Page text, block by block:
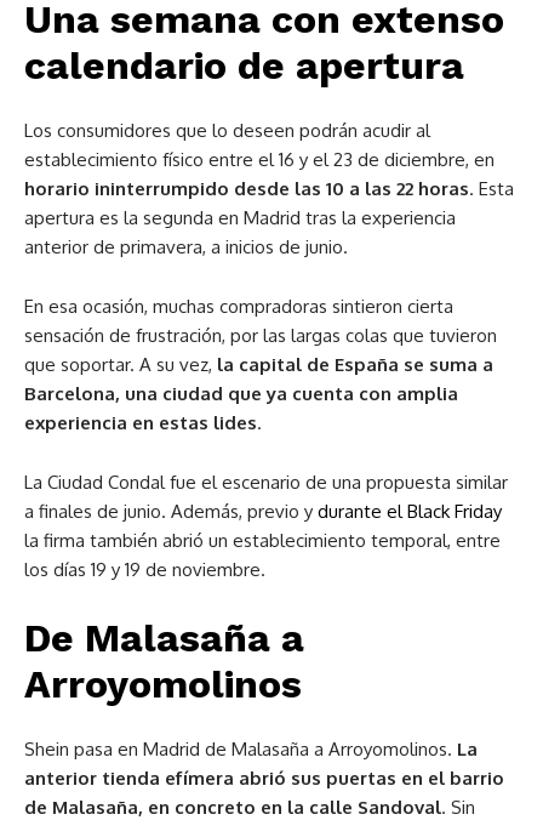
Una semana con extenso
calendario de apertura
Los consumidores que lo deseen podrán acudir al
establecimiento físico entre el 16 y el 23 de diciembre, en
horario ininterrumpido desde las 10 a las 22 horas. Esta
apertura es la segunda en Madrid tras la experiencia
anterior de primavera, a inicios de junio.
En esa ocasión, muchas compradoras sintieron cierta
sensación de frustración, por las largas colas que tuvieron
que soportar. A su vez, la capital de España se suma a
Barcelona, una ciudad que ya cuenta con amplia
experiencia en estas lides.
La Ciudad Condal fue el escenario de una propuesta similar
a finales de junio. Además, previo y durante el Black Friday
la firma también abrió un establecimiento temporal, entre
los días 19 y 19 de noviembre.
De Malasaña a
Arroyomolinos
Shein pasa en Madrid de Malasaña a Arroyomolinos. La
anterior tienda efímera abrió sus puertas en el barrio
de Malasaña, en concreto en la calle Sandoval. Sin